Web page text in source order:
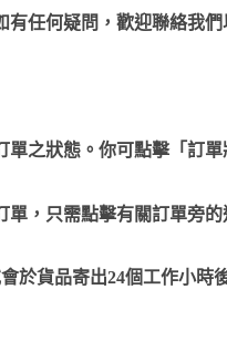
有任何疑問，歡迎聯絡我
單之狀態。你可點擊「訂
單，只需點擊有關訂單旁
於貨品寄出24個工作小時